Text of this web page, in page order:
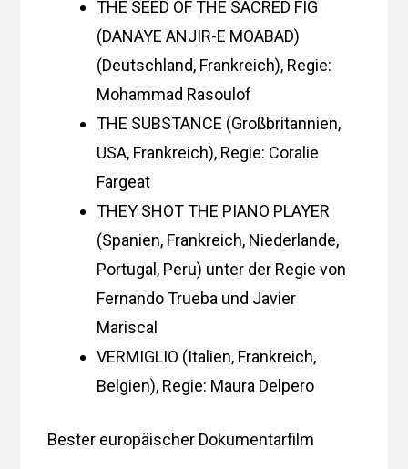
THE SEED OF THE SACRED FIG
(DANAYE ANJIR-E MOABAD)
(Deutschland, Frankreich), Regie:
Mohammad Rasoulof
THE SUBSTANCE (Großbritannien,
USA, Frankreich), Regie: Coralie
Fargeat
THEY SHOT THE PIANO PLAYER
(Spanien, Frankreich, Niederlande,
Portugal, Peru) unter der Regie von
Fernando Trueba und Javier
Mariscal
VERMIGLIO (Italien, Frankreich,
Belgien), Regie: Maura Delpero
Bester europäischer Dokumentarfilm